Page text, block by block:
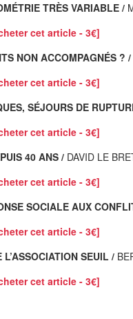
TRÈS VARIABLE /
cet article - 3€]
NON ACCOMPAGNÉS ? /
cet article - 3€]
SÉJOURS DE
cet article - 3€]
40 ANS / DAVID LE
cet article - 3€]
SOCIALE AUX
cet article - 3€]
SEUIL /
cet article - 3€]